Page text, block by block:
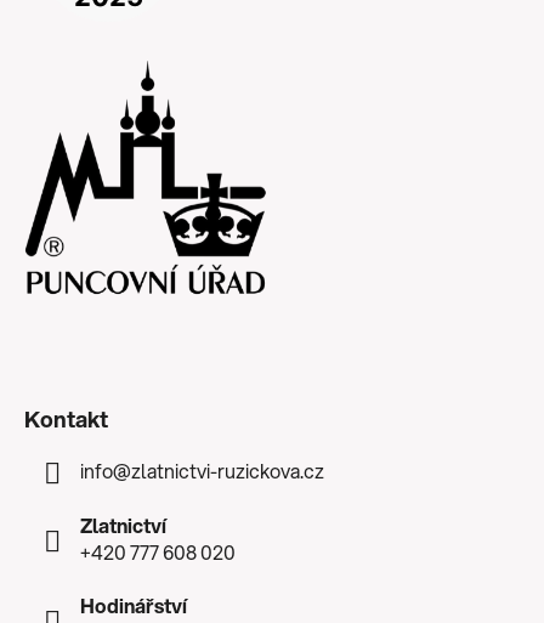
Kontakt
info@zlatnictvi-ruzickova.cz
Zlatnictví
+420 777 608 020
Hodinářství